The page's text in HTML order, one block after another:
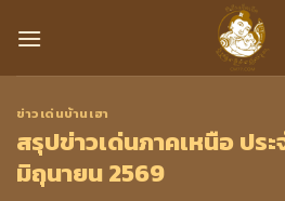
ข่าวเด่นบ้านเฮา
สรุปข่าวเด่นภาคเหนือ ประ
มิถุนายน 2569